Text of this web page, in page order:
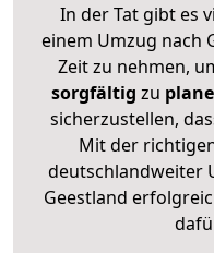
In der Tat gibt es
einem Umzug nach
Zeit zu nehmen,
sorgfältig zu
sicherzustellen,
Mit der
deutschlandweiter
Geestland